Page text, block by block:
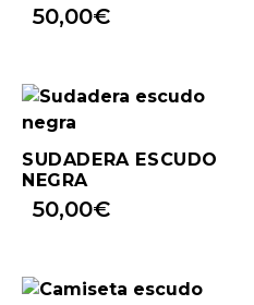
50,00€
SUDADERA ESCUDO
NEGRA
50,00€